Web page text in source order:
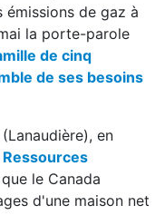
de gaz à
la porte-parole
de cinq
de ses besoins
en
Ressources
le Canada
d'une maison net